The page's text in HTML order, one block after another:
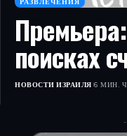
поисках
НОВОСТИ ИЗРАИЛЯ 6 МИН.